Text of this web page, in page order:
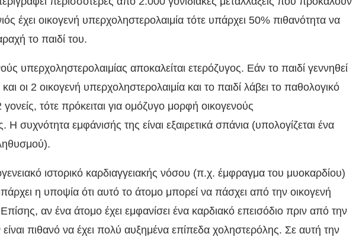
έχει οικογενή υπερχοληστερολαιμία τότε υπάρχει 50% πιθανότητα να
το παιδί του.
υπερχοληστερολαιμίας αποκαλείται ετερόζυγος. Εάν το παιδί γεννηθεί
οι 2 οικογενή υπερχοληστερολαιμία και το παιδί λάβει το παθολογικό
τότε πρόκειται για ομόζυγο μορφή οικογενούς
Η συχνότητα εμφάνισής της είναι εξαιρετικά σπάνια (υπολογίζεται ένα
ιστορικό καρδιαγγειακής νόσου (π.χ. έμφραγμα του μυοκαρδίου)
η υποψία ότι αυτό το άτομο μπορεί να πάσχει από την οικογενή
αν ένα άτομο έχει εμφανίσει ένα καρδιακό επεισόδιο πριν από την
πιθανό να έχει πολύ αυξημένα επίπεδα χοληστερόλης. Σε αυτή την